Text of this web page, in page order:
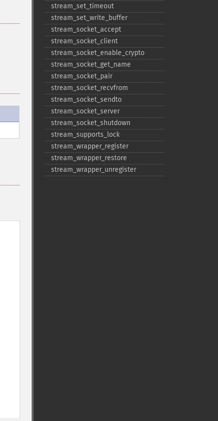
stream_​set_​timeout
stream_​set_​write_​buffer
stream_​socket_​accept
stream_​socket_​client
stream_​socket_​enable_​crypto
stream_​socket_​get_​name
stream_​socket_​pair
stream_​socket_​recvfrom
stream_​socket_​sendto
stream_​socket_​server
stream_​socket_​shutdown
stream_​supports_​lock
stream_​wrapper_​register
stream_​wrapper_​restore
stream_​wrapper_​unregister